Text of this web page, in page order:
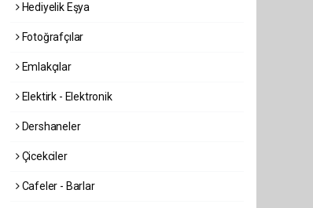
Hediyelik Eşya
Fotoğrafçılar
Emlakçılar
Elektirk - Elektronik
Dershaneler
Çicekciler
Cafeler - Barlar